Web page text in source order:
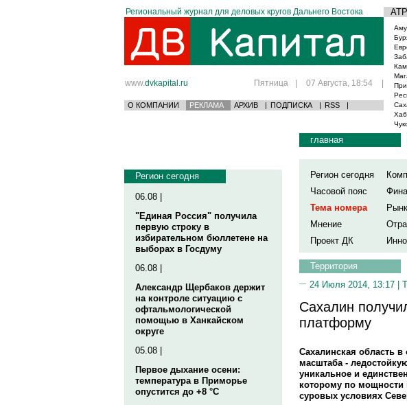
Региональный журнал для деловых кругов Дальнего Востока АТР
www.dvkapital.ru Пятница | 07 Августа, 18:54 |
О КОМПАНИИ РЕКЛАМА АРХИВ | ПОДПИСКА | RSS |
Регион сегодня
06.08 |
"Единая Россия" получила
первую строку в
избирательном бюллетене на
выборах в Госдуму
06.08 |
Александр Щербаков держит
на контроле ситуацию с
офтальмологической
помощью в Ханкайском
округе
05.08 |
Первое дыхание осени:
температура в Приморье
опустится до +8 °C
главная
Регион сегодня
Часовой пояс
Тема номера
Мнение
Проект ДК
Территория
24 Июля 2014, 13:17 |
Сахалин
платформу
Сахалинская область
масштаба -
уникальное и
которому по
суровых условиях